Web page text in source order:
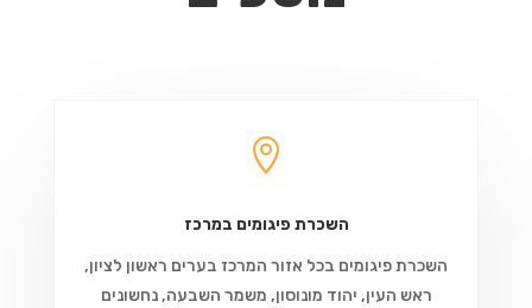

השכרת פיגומים במרכז
השכרת פיגומים בכל אזור המרכז בערים ראשון לציון,
ראש העין, יהוד מונוסון, משמר השבעה, נחשונים